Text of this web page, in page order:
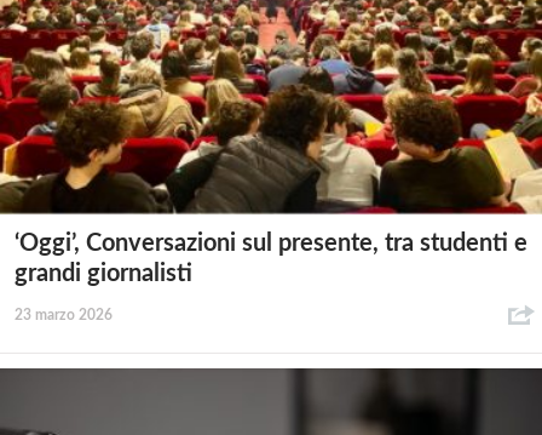
‘Oggi’, Conversazioni sul presente, tra studenti e
grandi giornalisti
23 marzo 2026